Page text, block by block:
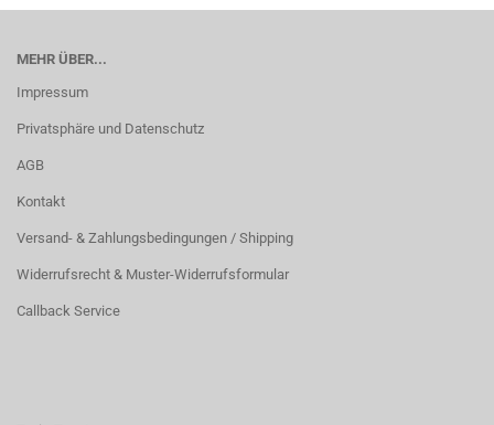
MEHR ÜBER...
Impressum
Privatsphäre und Datenschutz
AGB
Kontakt
Versand- & Zahlungsbedingungen / Shipping
Widerrufsrecht & Muster-Widerrufsformular
Callback Service